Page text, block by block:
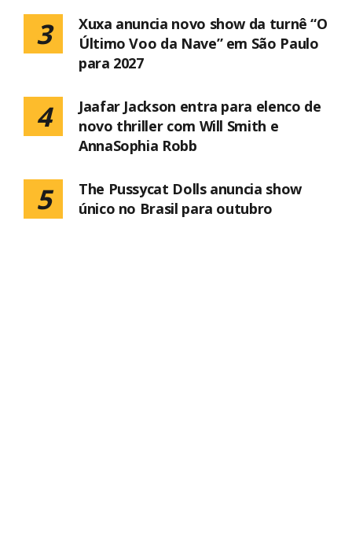
3
Xuxa anuncia novo show da turnê “O
Último Voo da Nave” em São Paulo
para 2027
4
Jaafar Jackson entra para elenco de
novo thriller com Will Smith e
AnnaSophia Robb
5
The Pussycat Dolls anuncia show
único no Brasil para outubro